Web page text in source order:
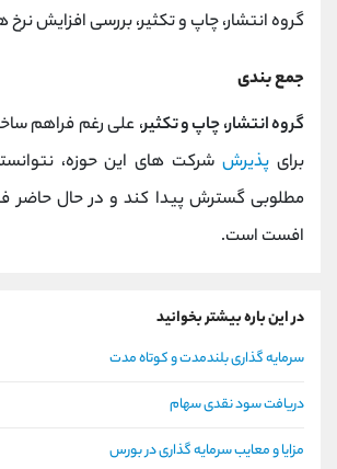
گروه انتشار، چاپ و تکثیر، بررسی افزایش
جمع بندی
گروه انتشار، چاپ و تکثیر، علی رغم فراهم
برای پذیرششرکت های این حوزه،
مطلوبی گسترش پیدا کند و در حال حاضر
افست است.
در این باره بیشتر بخوانید
سرمایه گذاری بلندمدت و کوتاه مدت
دریافت سود نقدی سهام
مزایا و معایب سرمایه گذاری در بورس